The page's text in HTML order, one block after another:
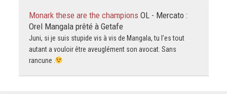
Monark these are the champions OL - Mercato :
Orel Mangala prêté à Getafe
Juni, si je suis stupide vis à vis de Mangala, tu l’es tout
autant a vouloir être aveuglément son avocat. Sans
rancune .